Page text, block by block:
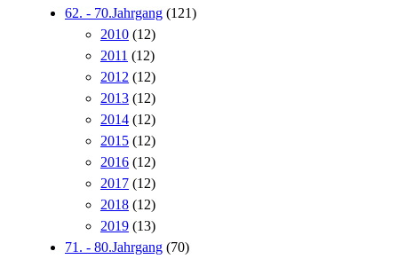
62. - 70.Jahrgang (121)
2010 (12)
2011 (12)
2012 (12)
2013 (12)
2014 (12)
2015 (12)
2016 (12)
2017 (12)
2018 (12)
2019 (13)
71. - 80.Jahrgang (70)